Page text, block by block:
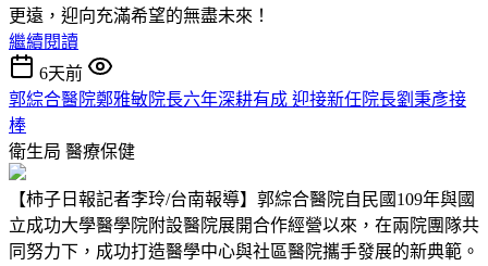
更遠，迎向充滿希望的無盡未來！
繼續閱讀
6天前
郭綜合醫院鄭雅敏院長六年深耕有成 迎接新任院長劉秉彥接
棒
衛生局 醫療保健
【柿子日報記者李玲/台南報導】郭綜合醫院自民國109年與國
立成功大學醫學院附設醫院展開合作經營以來，在兩院團隊共
同努力下，成功打造醫學中心與社區醫院攜手發展的新典範。